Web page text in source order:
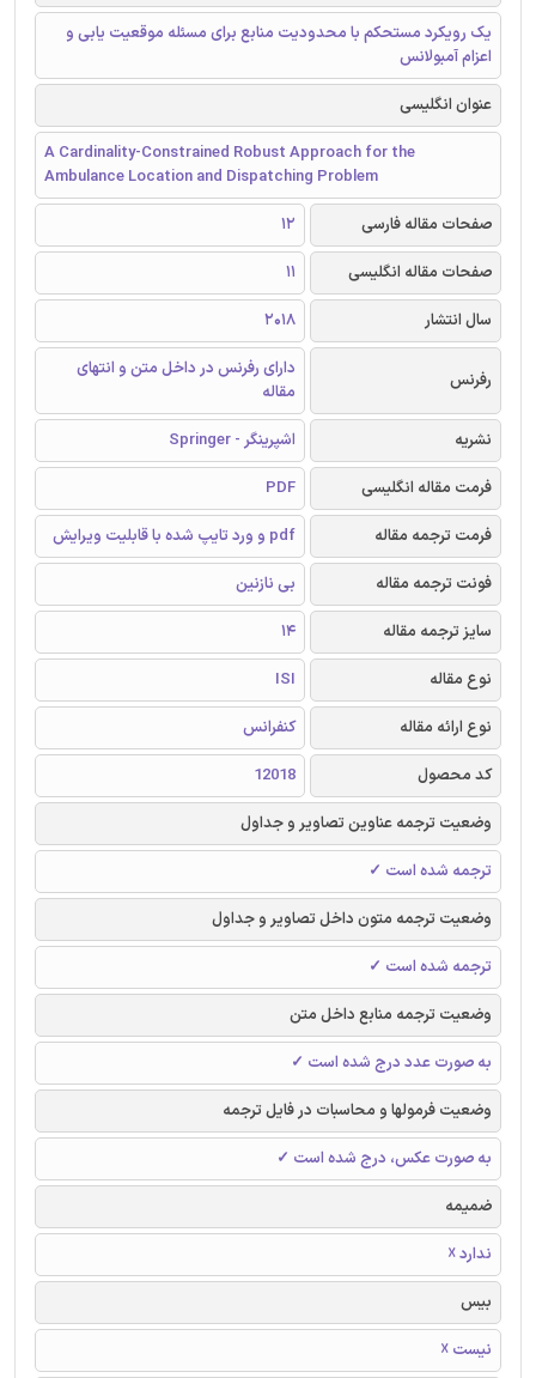
یک رویکرد مستحکم با محدودیت منابع برای مسئله موقعیت یابی و
اعزام آمبولانس
عنوان انگلیسی
A Cardinality-Constrained Robust Approach for the
Ambulance Location and Dispatching Problem
صفحات مقاله فارسی
12
صفحات مقاله انگلیسی
11
سال انتشار
2018
رفرنس
دارای رفرنس در داخل متن و انتهای
مقاله
نشریه
اشپرینگر - Springer
فرمت مقاله انگلیسی
PDF
فرمت ترجمه مقاله
pdf و ورد تایپ شده با قابلیت ویرایش
فونت ترجمه مقاله
بی نازنین
سایز ترجمه مقاله
14
نوع مقاله
ISI
نوع ارائه مقاله
کنفرانس
کد محصول
12018
وضعیت ترجمه عناوین تصاویر و جداول
ترجمه شده است ✓
وضعیت ترجمه متون داخل تصاویر و جداول
ترجمه شده است ✓
وضعیت ترجمه منابع داخل متن
به صورت عدد درج شده است ✓
وضعیت فرمولها و محاسبات در فایل ترجمه
به صورت عکس، درج شده است ✓
ضمیمه
ندارد ☓
بیس
نیست ☓